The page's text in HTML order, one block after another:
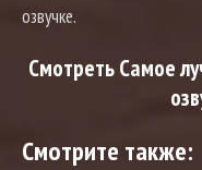
озвучке.
Смотреть Самое
Смотрите также: